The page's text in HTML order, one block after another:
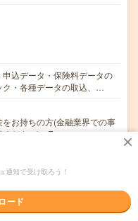
申込データ・保険料データの
ク・各種データの取込、…
をお持ちの方(金融業界での事
ださい)・Exce…
40代
通知で受け取ろう！
ード